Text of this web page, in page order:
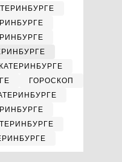
ГОРОСКОП